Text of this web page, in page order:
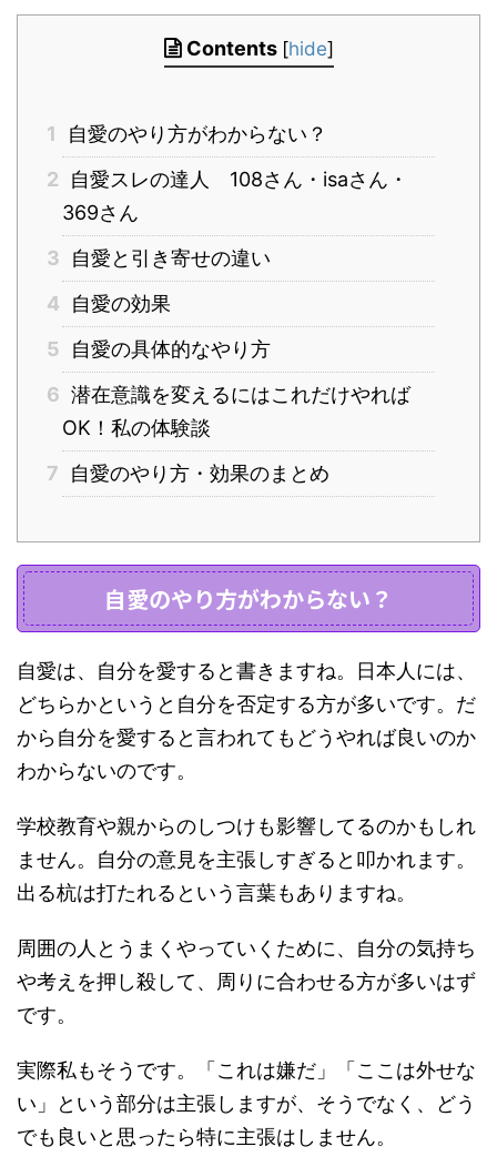
Contents [hide]
1
自愛のやり方がわからない？
2
自愛スレの達人 108さん・isaさん・
369さん
3
自愛と引き寄せの違い
4
自愛の効果
5
自愛の具体的なやり方
6 潜在意識を変えるにはこれだけやれば
OK！私の体験談
7
自愛のやり方・効果のまとめ
自愛のやり方がわからない？
自愛は、自分を愛すると書きますね。日本人には、
どちらかというと自分を否定する方が多いです。だ
から自分を愛すると言われてもどうやれば良いのか
わからないのです。
学校教育や親からのしつけも影響してるのかもしれ
ません。自分の意見を主張しすぎると叩かれます。
出る杭は打たれるという言葉もありますね。
周囲の人とうまくやっていくために、自分の気持ち
や考えを押し殺して、周りに合わせる方が多いはず
です。
実際私もそうです。「これは嫌だ」「ここは外せな
い」という部分は主張しますが、そうでなく、どう
でも良いと思ったら特に主張はしません。